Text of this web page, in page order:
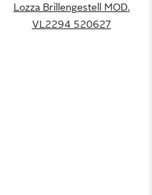
Lozza Brillengestell MOD.
VL2294 520627